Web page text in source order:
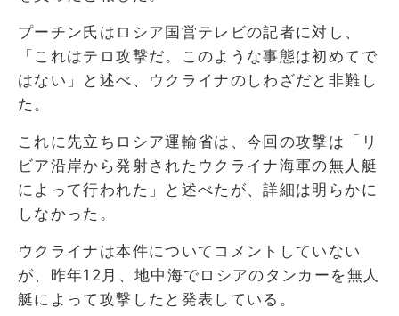
プーチン氏はロシア国営テレビの記者に対し、
「これはテロ攻撃だ。このような事態は初めてで
はない」と述べ、ウクライナのしわざだと非難し
た。
これに先立ちロシア運輸省は、今回の攻撃は「リ
ビア沿岸から発射されたウクライナ海軍の無人艇
によって行われた」と述べたが、詳細は明らかに
しなかった。
ウクライナは本件についてコメントしていない
が、昨年12月、地中海でロシアのタンカーを無人
艇によって攻撃したと発表している。